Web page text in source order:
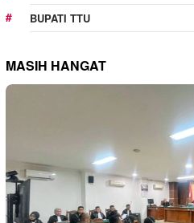
BUPATI TTU
MASIH HANGAT